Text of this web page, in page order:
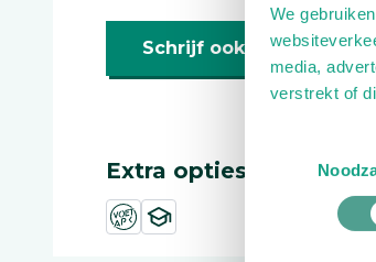
We
media,
verstrekt of
Schrijf ook een review
Extra opties